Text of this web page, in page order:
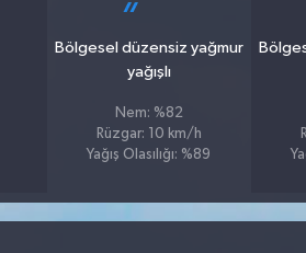
Bölgesel düzensiz yağmur
yağışlı
Nem: %82
Rüzgar: 10 km/h
Yağış Olasılığı: %89